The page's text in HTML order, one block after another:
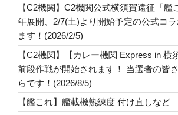
【C2機関】C2機関公式横須賀遠征「艦
年展開、2/7(土)より開始予定の公式コ
ます！(2026/2/5)
【C2機関】【カレー機関 Express in 横
前段作戦が開始されます！ 当選者の皆
らです！(2026/8/5)
【艦これ】艦載機熟練度 付け直しなど